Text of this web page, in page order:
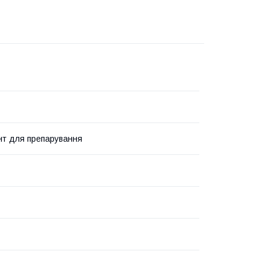
для препарування